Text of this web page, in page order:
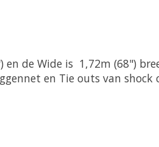
en de Wide is 1,72m (68")
en Tie outs van shock